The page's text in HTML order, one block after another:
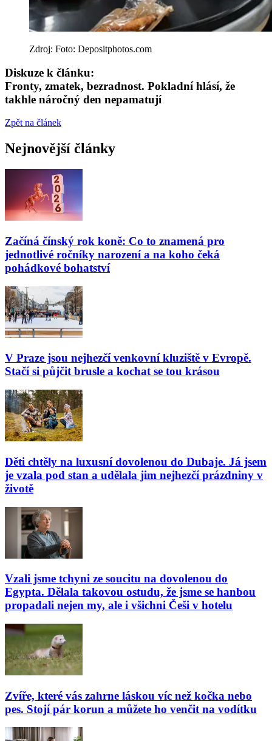
Zdroj: Foto: Depositphotos.com
Diskuze k článku:
Fronty, zmatek, bezradnost. Pokladní hlásí, že
takhle náročný den nepamatují
Zpět na článek
Nejnovější články
Začíná čínský rok koně: Co to znamená pro
jednotlivé ročníky narození a na koho čeká
pohádkové bohatství
V Praze jsou nejhezčí venkovní kluziště v Evropě.
Stačí si půjčit brusle a kochat se tou krásou
Děti chtěly na luxusní dovolenou do Dubaje. Já jsem
je vzala pod stan a udělala jim nejhezčí prázdniny v
životě
Vzali jsme tchyni ze soucitu na dovolenou do
Egypta. Dělala takovou ostudu, že jsme se hanbou
propadali nejen my, ale i všichni Češi v hotelu
Zvíře, které vás zahrne láskou víc než kočka nebo
pes. Stojí pár korun a můžete ho venčit na vodítku